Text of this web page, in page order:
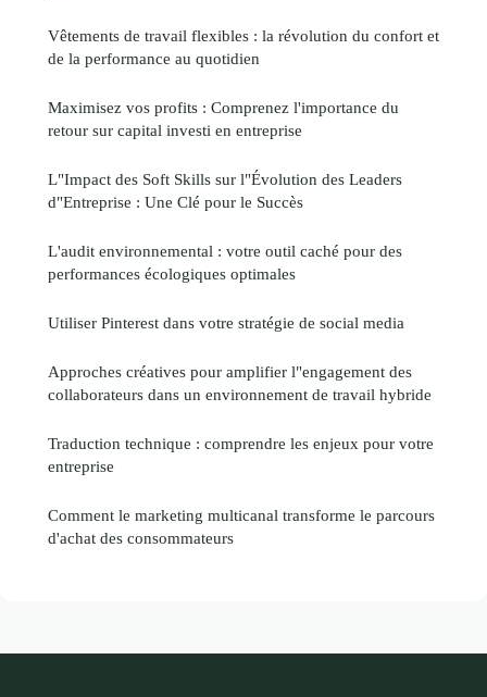
Vêtements de travail flexibles : la révolution du confort et
de la performance au quotidien
Maximisez vos profits : Comprenez l'importance du
retour sur capital investi en entreprise
L"Impact des Soft Skills sur l"Évolution des Leaders
d"Entreprise : Une Clé pour le Succès
L'audit environnemental : votre outil caché pour des
performances écologiques optimales
Utiliser Pinterest dans votre stratégie de social media
Approches créatives pour amplifier l"engagement des
collaborateurs dans un environnement de travail hybride
Traduction technique : comprendre les enjeux pour votre
entreprise
Comment le marketing multicanal transforme le parcours
d'achat des consommateurs